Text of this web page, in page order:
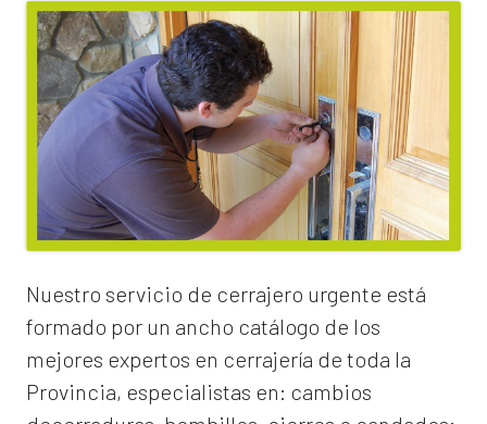
Nuestro servicio de cerrajero urgente está
formado por un ancho catálogo de los
mejores expertos en cerrajería de toda la
Provincia, especialistas en: cambios